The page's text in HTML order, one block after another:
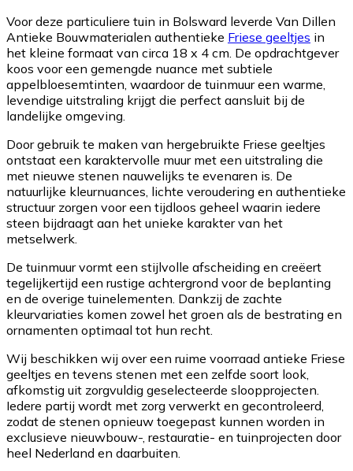
Voor deze particuliere tuin in Bolsward leverde Van Dillen
Antieke Bouwmaterialen authentieke Friese geeltjes in
het kleine formaat van circa 18 x 4 cm. De opdrachtgever
koos voor een gemengde nuance met subtiele
appelbloesemtinten, waardoor de tuinmuur een warme,
levendige uitstraling krijgt die perfect aansluit bij de
landelijke omgeving.
Door gebruik te maken van hergebruikte Friese geeltjes
ontstaat een karaktervolle muur met een uitstraling die
met nieuwe stenen nauwelijks te evenaren is. De
natuurlijke kleurnuances, lichte veroudering en authentieke
structuur zorgen voor een tijdloos geheel waarin iedere
steen bijdraagt aan het unieke karakter van het
metselwerk.
De tuinmuur vormt een stijlvolle afscheiding en creëert
tegelijkertijd een rustige achtergrond voor de beplanting
en de overige tuinelementen. Dankzij de zachte
kleurvariaties komen zowel het groen als de bestrating en
ornamenten optimaal tot hun recht.
Wij beschikken wij over een ruime voorraad antieke Friese
geeltjes en tevens stenen met een zelfde soort look,
afkomstig uit zorgvuldig geselecteerde sloopprojecten.
Iedere partij wordt met zorg verwerkt en gecontroleerd,
zodat de stenen opnieuw toegepast kunnen worden in
exclusieve nieuwbouw-, restauratie- en tuinprojecten door
heel Nederland en daarbuiten.